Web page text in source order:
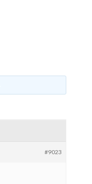
#9023